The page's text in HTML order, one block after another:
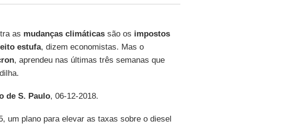
as mudanças climáticassão os impostos
estufa, dizem economistas. Mas o
, aprendeu nas últimas três semanas que
de S. Paulo, 06-12-2018.
um plano para elevar as taxas sobre o diesel